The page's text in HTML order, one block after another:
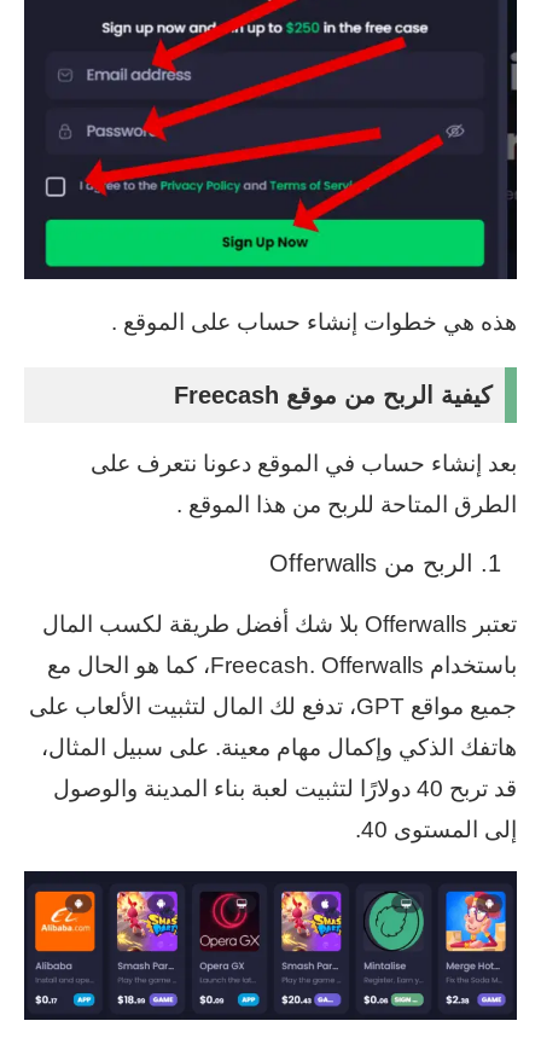
هذه هي خطوات إنشاء حساب على الموقع .
كيفية الربح من موقع Freecash
بعد إنشاء حساب في الموقع دعونا نتعرف على
الطرق المتاحة للربح من هذا الموقع .
الربح من Offerwalls
تعتبر Offerwalls بلا شك أفضل طريقة لكسب المال
باستخدام Freecash. Offerwalls، كما هو الحال مع
جميع مواقع GPT، تدفع لك المال لتثبيت الألعاب على
هاتفك الذكي وإكمال مهام معينة. على سبيل المثال،
قد تربح 40 دولارًا لتثبيت لعبة بناء المدينة والوصول
إلى المستوى 40.